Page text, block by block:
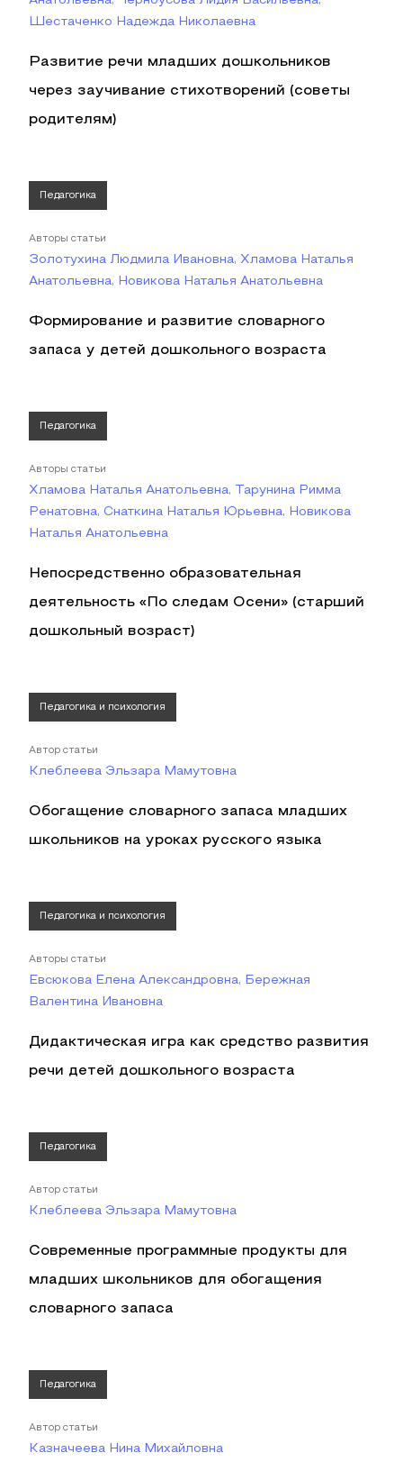
Шестаченко Надежда Николаевна
Развитие речи младших дошкольников
через заучивание стихотворений (советы
родителям)
Педагогика
Авторы статьи
Золотухина Людмила Ивановна, Хламова Наталья
Анатольевна, Новикова Наталья Анатольевна
Формирование и развитие словарного
запаса у детей дошкольного возраста
Педагогика
Авторы статьи
Хламова Наталья Анатольевна, Тарунина Римма
Ренатовна, Снаткина Наталья Юрьевна, Новикова
Наталья Анатольевна
Непосредственно образовательная
деятельность «По следам Осени» (старший
дошкольный возраст)
Педагогика и психология
Автор статьи
Клеблеева Эльзара Мамутовна
Обогащение словарного запаса младших
школьников на уроках русского языка
Педагогика и психология
Авторы статьи
Евсюкова Елена Александровна, Бережная
Валентина Ивановна
Дидактическая игра как средство развития
речи детей дошкольного возраста
Педагогика
Автор статьи
Клеблеева Эльзара Мамутовна
Современные программные продукты для
младших школьников для обогащения
словарного запаса
Педагогика
Автор статьи
Казначеева Нина Михайловна